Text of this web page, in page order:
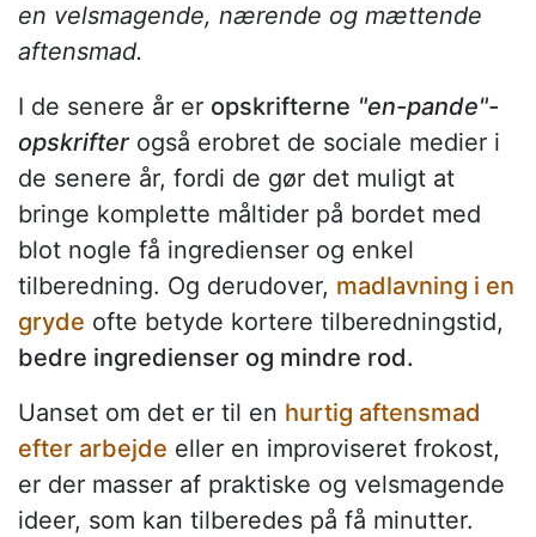
en velsmagende, nærende og mættende
aftensmad.
I de senere år er opskrifterne "en-pande"-
opskrifter også erobret de sociale medier i
de senere år, fordi de gør det muligt at
bringe komplette måltider på bordet med
blot nogle få ingredienser og enkel
tilberedning. Og derudover, madlavning i en
gryde ofte betyde kortere tilberedningstid,
bedre ingredienser og mindre rod.
Uanset om det er til en hurtig aftensmad
efter arbejde eller en improviseret frokost,
er der masser af praktiske og velsmagende
ideer, som kan tilberedes på få minutter.